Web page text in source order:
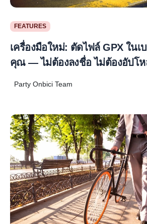
FEATURES
เครื่องมือใหม่: ตัดไฟล์ GPX ในเ
คุณ — ไม่ต้องลงชื่อ ไม่ต้องอัปโ
Party Onbici Team